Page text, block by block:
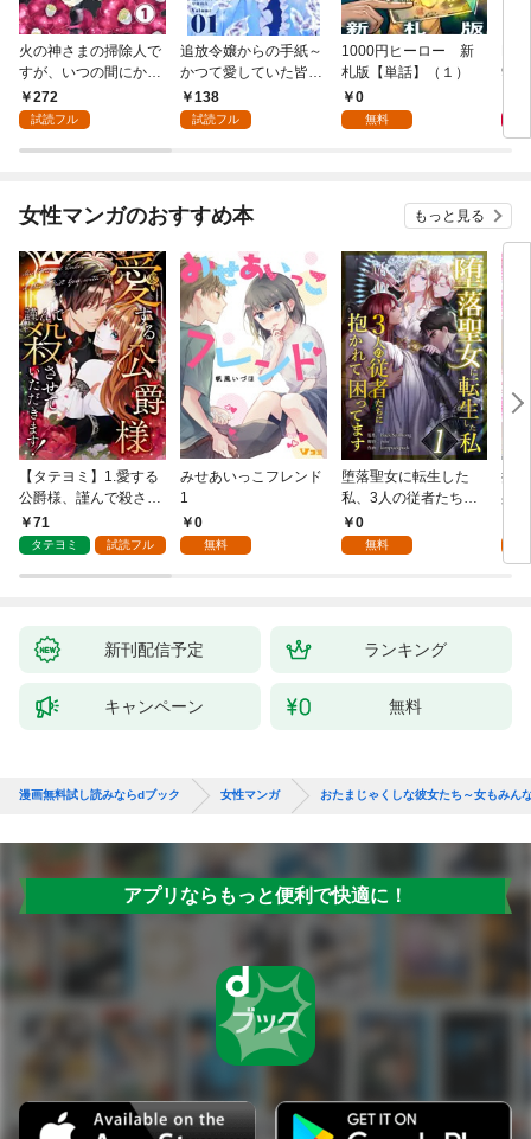
火の神さまの掃除人で
すが、いつの間にか花
嫁として溺愛されてい
ます【単話】（１）
272
試読フル
追放令嬢からの手紙～
かつて愛していた皆さ
まへ 私のことなどお忘
れですか？～【単話】
138
試読フル
1000円ヒーロー 新
札版【単話】（１）
0
無料
9.5
女性マンガのおすすめ本 もっと見る
【タテヨミ】1.愛する
公爵様、謹んで殺させ
ていただきます！
71
タテヨミ 試読フル
みせあいっこフレンド
1
0
無料
堕落聖女に転生した
私、3人の従者たちに
抱かれて困ってます 第
1話
0
無料
授
身
新刊配信予定 ランキング
キャンペーン 無料
漫画無料試し読みならdブック 女性マンガ おたまじゃくしな彼女たち～女もみん
アプリならもっと便利で快適に！